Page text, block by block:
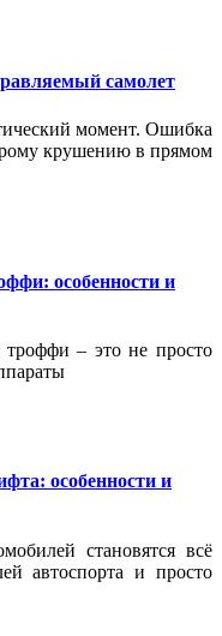
самолет
момент. Ошибка
крушению в прямом
особенности и
– это не просто
особенности и
становятся всё
автоспорта и просто